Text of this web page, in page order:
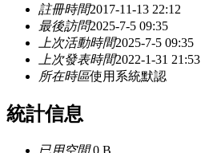
註冊時間2017-11-13 22:12
最後訪問2025-7-5 09:35
上次活動時間2025-7-5 09:35
上次發表時間2022-1-31 21:53
所在時區使用系統默認
統計信息
已用空間0 B